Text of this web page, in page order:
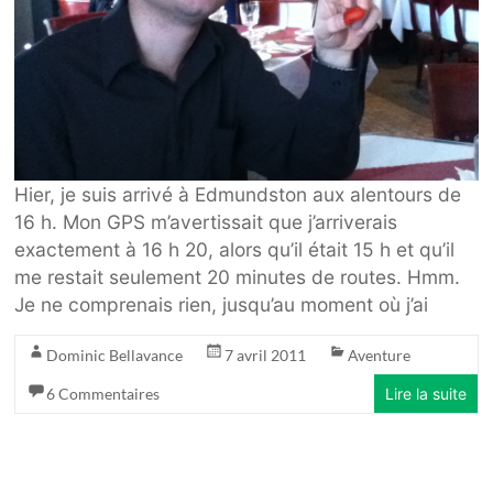
Hier, je suis arrivé à Edmundston aux alentours de
16 h. Mon GPS m’avertissait que j’arriverais
exactement à 16 h 20, alors qu’il était 15 h et qu’il
me restait seulement 20 minutes de routes. Hmm.
Je ne comprenais rien, jusqu’au moment où j’ai
Dominic Bellavance 7 avril 2011 Aventure
6 Commentaires Lire la suite